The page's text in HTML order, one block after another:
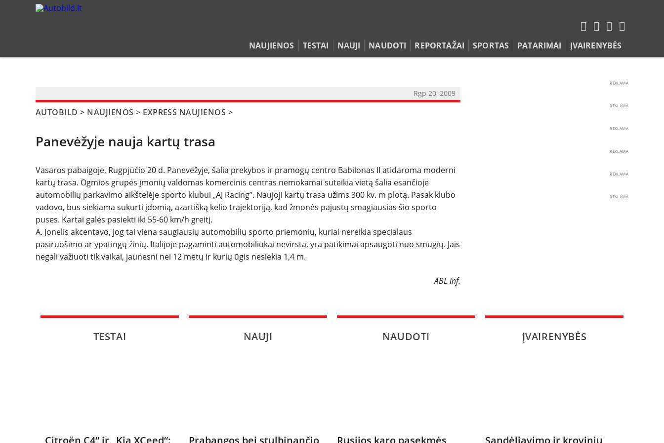
NAUJIENOS TESTAI NAUJI NAUDOTI REPORTAŽAI SPORTAS PATARIMAI ĮVAIRENYBĖS
NAUJIENOS
NAUDOTI
REPORTAŽAI
SPORTAS
PATARIMAI
Rgp 20, 2009
AUTOBILD > NAUJIENOS > EXPRESS NAUJIENOS >
Panevėžyje nauja kartų trasa
Vasaros pabaigoje, Rugpjūčio 20 d. Panevėžyje, šalia prekybos ir pramogų centro Babilonas II atidaroma moderni
kartų trasa. Ogmios grupės įmonių valdomas komercinis centras nemokamai suteikia vietą šalia esančioje
automobilių parkavimo aikštelėje sporto klubui „AJ Racing”. Naujoji kartų trasa užims 300 kv. m plotą. Pasak klubo
vadovo, bus siekiama sukurti įdomią, azartišką kelio trajektoriją, kad žmonės pajustų smagiausias šio sporto
puses. Kartai galės pasiekti iki 55-60 km/h greitį.
A. Jonelis akcentavo, jog tai viena saugiausių automobilių sporto priemonių, kuriai nereikia specialaus
pasiruošimo ar ypatingų žinių. Italijoje pagaminti automobiliukai nevirsta, yra patikimai apsaugoti nuo smūgių. Jais
negali važiuoti tik vaikai, jaunesni nei 12 metų ir kurių ūgis nesiekia 1,4 m.
ABL inf.
REKLAMA
REKLAMA
REKLAMA
REKLAMA
REKLAMA
REKLAMA
TESTAI
„Citroën C4“ ir „Kia XCeed“:
NAUJI
Prabangos bei stulbinančio
NAUDOTI
Rusijos karo pasekmės
ĮVAIRENYBĖS
Sandėliavimo ir krovinių